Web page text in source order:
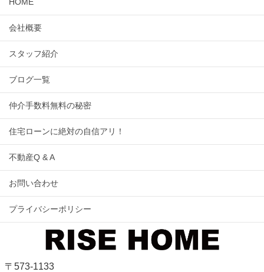
会社概要
スタッフ紹介
ブログ一覧
仲介手数料無料の秘密
住宅ローンに絶対の自信アリ！
不動産Q & A
お問い合わせ
プライバシーポリシー
〒573-1133